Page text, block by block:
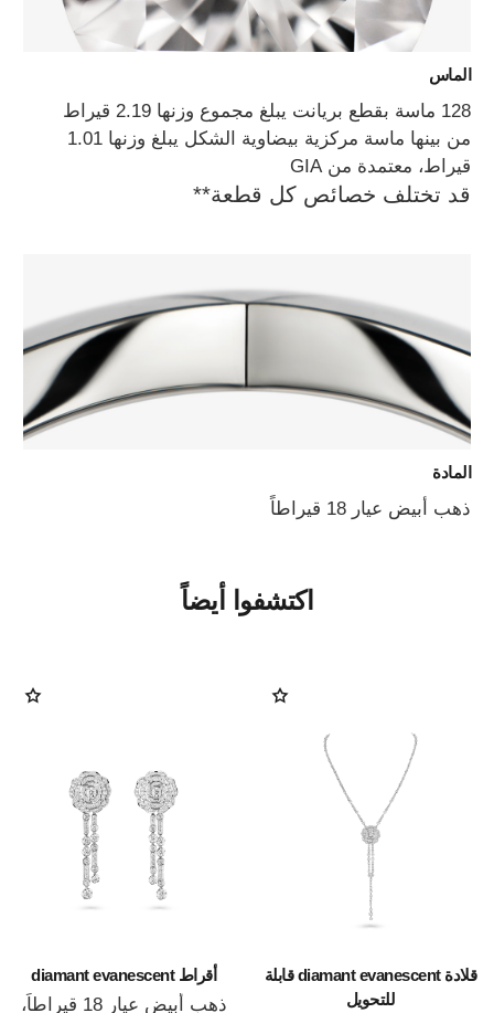
الماس
128 ماسة بقطع بريانت يبلغ مجموع وزنها 2.19 قيراط
من بينها ماسة مركزية بيضاوية الشكل يبلغ وزنها 1.01
قيراط، معتمدة من GIA
قد تختلف خصائص كل قطعة**
المادة
ذهب أبيض عيار 18 قيراطاً
اكتشفوا أيضاً
قلادة diamant evanescent قابلة
للتحويل
أقراط diamant evanescent
ذهب أبيض عيار 18 قيراطاً،